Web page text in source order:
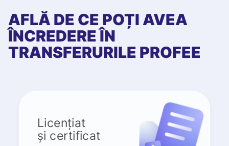
AFLĂ DE CE POȚI AVEA
ÎNCREDERE ÎN
TRANSFERURILE PROFEE
Licențiat
și certificat